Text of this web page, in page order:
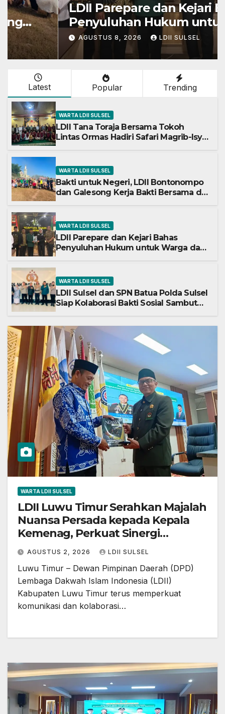
LDII Parepare dan Kejari Bahas
Penyuluhan Hukum untuk
Warga dan Masyarakat
AGUSTUS 8, 2026 LDII SULSEL
Latest Popular Trending
WARTA LDII SULSEL
LDII Tana Toraja Bersama Tokoh
Lintas Ormas Hadiri Safari Magrib-Isya
WARTA LDII SULSEL
Bakti untuk Negeri, LDII Bontonompo
dan Galesong Kerja Bakti Bersama di
WARTA LDII SULSEL
LDII Parepare dan Kejari Bahas
Penyuluhan Hukum untuk Warga dan
WARTA LDII SULSEL
LDII Sulsel dan SPN Batua Polda Sulsel
Siap Kolaborasi Bakti Sosial Sambut
WARTA LDII SULSEL
LDII Luwu Timur Serahkan Majalah
Nuansa Persada kepada Kepala
Kemenag, Perkuat Sinergi
Pembinaan Umat
AGUSTUS 2, 2026 LDII SULSEL
Luwu Timur – Dewan Pimpinan Daerah (DPD)
Lembaga Dakwah Islam Indonesia (LDII)
Kabupaten Luwu Timur terus memperkuat
komunikasi dan kolaborasi…